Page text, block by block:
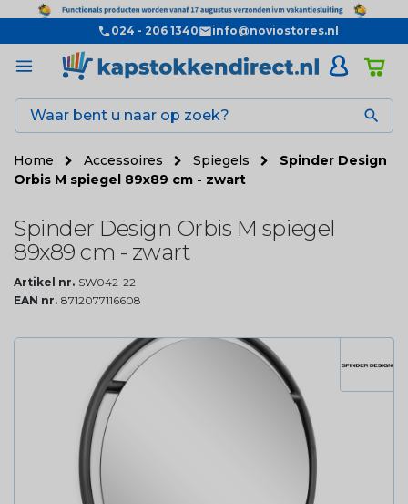
024 - 206 1340 info@noviostores.nl

Home Accessoires Spiegels
Spinder Design
Orbis M spiegel 89x89 cm - zwart
Spinder Design Orbis M spiegel
89x89 cm - zwart
Artikel nr. SW042-22
EAN nr. 8712077116608